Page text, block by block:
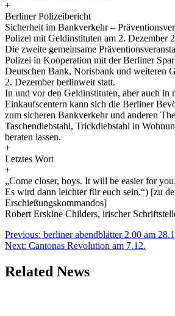
+
Berliner Polizeibericht
Sicherheit im Bankverkehr –
Polizei mit Geldinstituten am 2. Dezember
Die zweite gemeinsame
Polizei in Kooperation mit der Berliner
Deutschen Bank, Norisbank und weiteren
2. Dezember berlinweit statt.
In und vor den Geldinstituten, aber auch in
Einkaufscentern kann sich die Berliner
zum sicheren Bankverkehr und anderen
Taschendiebstahl, Trickdiebstahl in
beraten lassen.
+
Letztes Wort
+
„Come closer, boys. It will be easier for
Es wird dann leichter für euch sein.“) [zu
Erschießungskommandos]
Robert Erskine Childers, irischer
Beitragsnavigation
Previous: berliner abendblätter 2.00 am
Next: Cantonas Revolution am 7.12.
Related News